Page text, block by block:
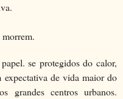
se protegidos do calor,
expectativa de vida maior do
grandes centros urbanos.